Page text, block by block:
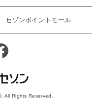
セゾンポイントモール
All Rights Reserved.